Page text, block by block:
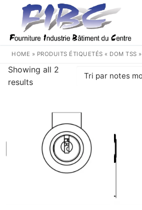
contenu
HOME » PRODUITS ÉTIQUETÉS « DOM TSS »
Showing all 2
results
Trié